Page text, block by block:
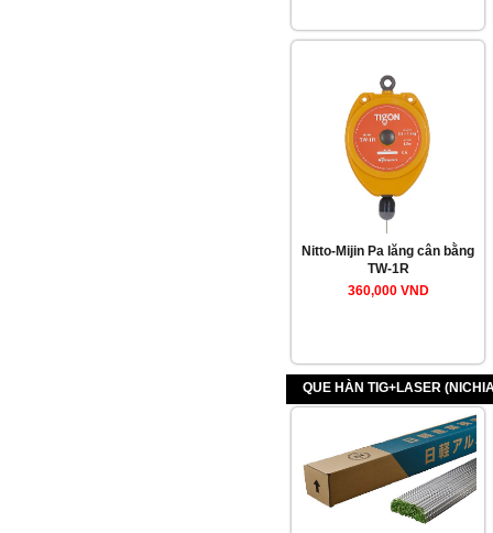
Nitto-Mijin Pa lăng cân bằng
TW-1R
360,000 VND
QUE HÀN TIG+LASER